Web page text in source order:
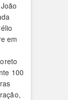
em
100